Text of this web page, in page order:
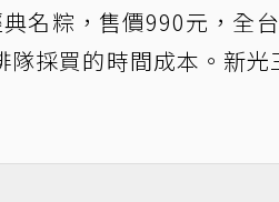
名粽，售價990元，全
採買的時間成本。新光